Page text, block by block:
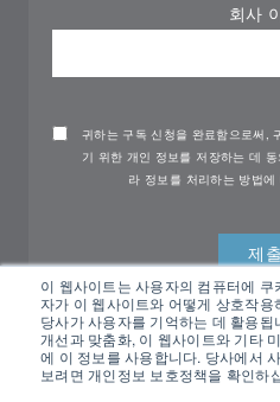
이 웹사이트는 사용자의 컴퓨터에
자가 이 웹사이트와 어떻게 상호작
당사가 사용자를 기억하는 데 활용
개선과 맞춤화, 이 웹사이트와 기타
에 이 정보를 사용합니다. 당사에서
보려면 개인정보 보호정책을 확인하
회사
귀하는 구독 신청을 완료함으로써,
기 위한 개인 정보를 저장하는 데 동
라 정보를 처리하는 방법